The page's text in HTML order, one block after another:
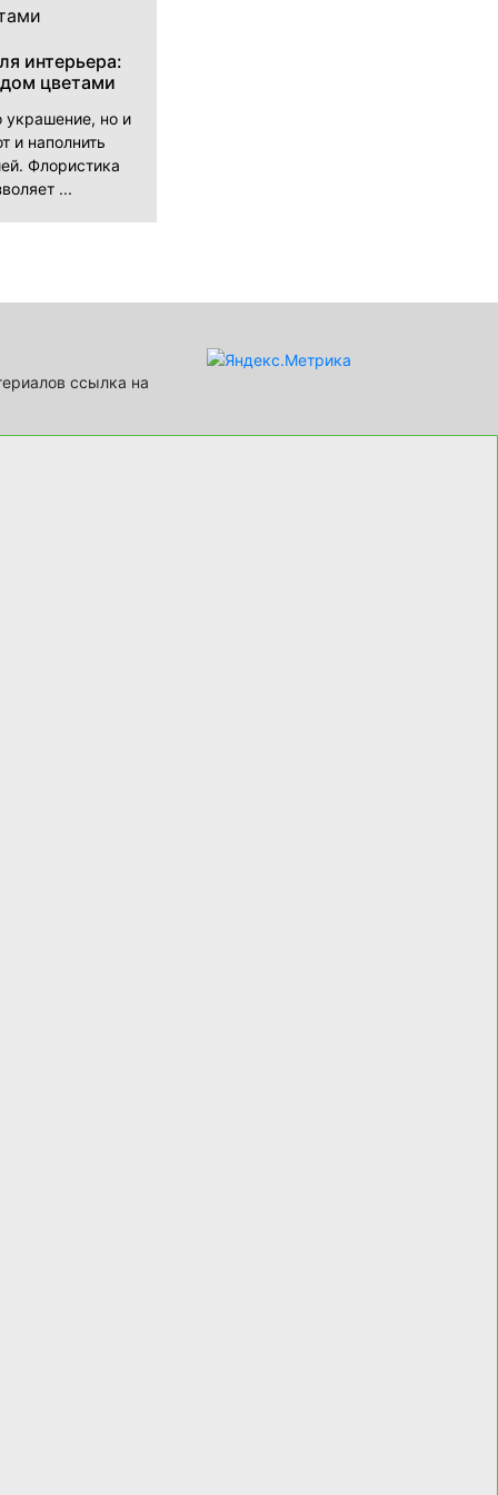
интерьера:
цветами
украшение, но и
и наполнить
Флористика
...
ссылка на